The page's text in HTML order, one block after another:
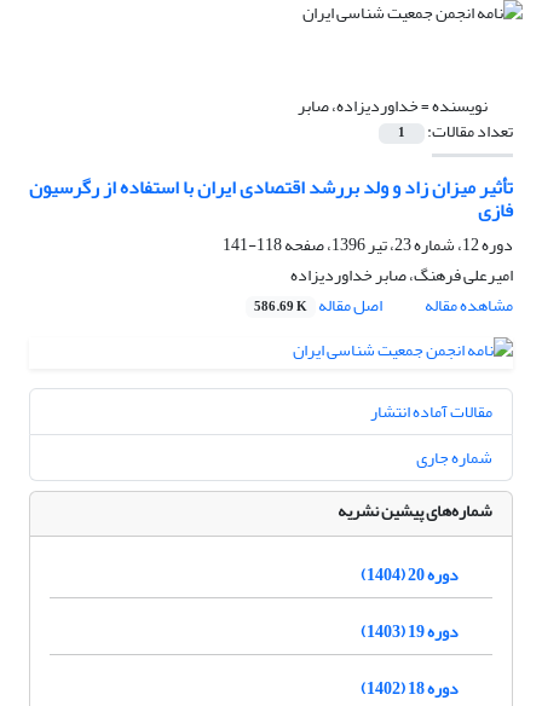
نویسنده =خداوردیزاده، صابر
تعداد مقالات: 1
تأثیر میزان زاد و ولد بررشد اقتصادی ایران با استفاده از رگرسیون
فازی
دوره 12، شماره 23، تیر 1396، صفحه
118-141
امیرعلی فرهنگ، صابر خداوردیزاده
مشاهده مقاله
اصل مقاله 586.69 K
مقالات آماده انتشار
شماره جاری
شماره‌های پیشین نشریه
دوره 20 (1404)
دوره 19 (1403)
دوره 18 (1402)